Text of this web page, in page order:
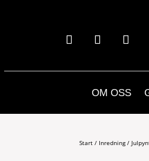
OM OSS
Start / Inredning/